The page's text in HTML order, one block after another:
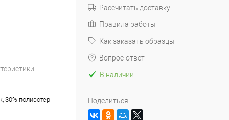
30% полиэстер
Рассчитать доставку
Правила работы
Как заказать образцы
Вопрос-ответ
В наличии
Поделиться